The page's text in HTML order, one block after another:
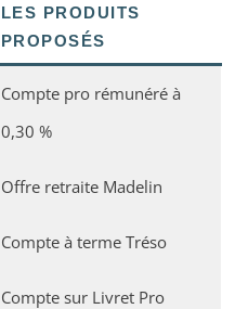
LES PRODUITS
PROPOSÉS
Compte pro rémunéré à
0,30 %
Offre retraite Madelin
Compte à terme Tréso
Compte sur Livret Pro